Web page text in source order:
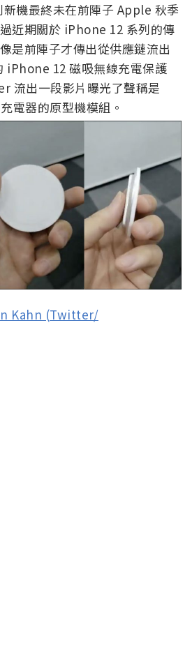
機最終未在前陣子 Apple 秋季
近期關於 iPhone 12 系列的傳
是前陣子才傳出從供應鏈流出
iPhone 12 磁吸無線充電保護
流出一段影片曝光了聲稱是
電器的原型機模組。
Kahn (Twitter/